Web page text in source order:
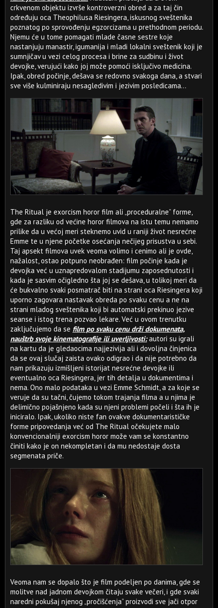
crkvenom objektu izvrše kontroverzni obred a za taj čin
određuju oca Theophilusa Riesingera, iskusnog sveštenika
poznatog po sprovođenju egzorcizama u prethodnom periodu.
Njemu će u tome pomagati mlade časne sestre koje
nastanjuju manastir, igumanija i mladi lokalni sveštenik koji je
sumnjičav u vezi celog procesa i brine za sudbinu i život
devojke, verujući kako joj može pomoći isključivo medicina.
Ipak, obred počinje, dešava se redovno svakoga dana, a stvari
sve više kulminiraju nesagledivim i jezivim posledicama...
The Ritual je exorcism horor film ali „proceduralne” forme,
gde za razliku od većine horor filmova na istu temu nemamo
prilike da u većoj meri steknemo uvid u raniji život nesrećne
Emme te u njene početke osećanja nečijeg prisustva u sebi.
Taj apsekt filmova uvek veoma volimo i cenimo ali je ovde,
nažalost, ostao potpuno neobrađen: film počinje kada je
devojka već u uznapredovalom stadijumu zaposednutosti i
kada je sasvim očigledno šta joj se dešava, u tolikoj meri da
će bukvalno svaki posmatrač biti na strani oca Riesingera koji
uporno zagovara nastavak obreda po svaku cenu a ne na
strani mladog sveštenika koji bi automatski prekinuo jezive
seanse i istog trena pozvao lekare. Već u ovom trenutku
zaključujemo da se film po svaku cenu drži dokumenata,
nauštrb svoje kinematografije ili uverljivosti:autori su igrali
na kartu da je gledaocima najjezivija ali i dovoljna činjenica
da se ovaj slučaj zaista ovako odigrao i da nije potrebno da
nam prikazuju izmišljeni istorijat nesrećne devojke ili
eventualno oca Riesingera, jer tih detalja u dokumentima i
nema. Ono malo podataka u vezi Emme Schmidt, a za koje se
veruje da su tačni, čujemo tokom trajanja filma a u njima je
delimično pojašnjeno kada su njeni problemi počeli i šta ih je
iniciralo. Ipak, ukoliko niste fan ovakve dokumentarističke
forme pripovedanja već od The Ritual očekujete malo
konvencionalniji exorcism horor može vam se konstantno
činiti kako je on nekompletan i da mu nedostaje dosta
segmenata priče.
Veoma nam se dopalo što je film podeljen po danima, gde se
molitve nad jadnom devojkom čitaju svake večeri, i gde svaki
naredni pokušaj njenog „pročišćenja” proizvodi sve jači otpor